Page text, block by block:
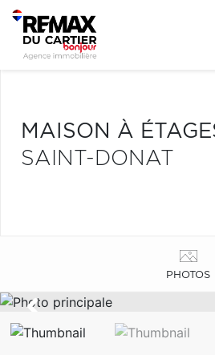
MAISON À
SAINT-DONAT
PHOTOS